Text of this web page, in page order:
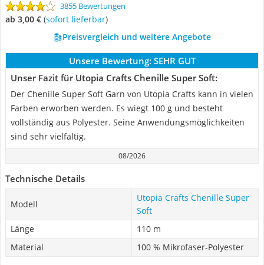
3855 Bewertungen
ab 3,00 € ( Sofort lieferbar)
Preisvergleich und weitere Angebote
Unsere Bewertung: SEHR GUT
Unser Fazit für Utopia Crafts Chenille Super Soft:
Der Chenille Super Soft Garn von Utopia Crafts kann in vielen
Farben erworben werden. Es wiegt 100 g und besteht
vollständig aus Polyester. Seine Anwendungsmöglichkeiten
sind sehr vielfältig.
08/2026
Technische Details
Modell
Utopia Crafts Chenille Super
Soft
Länge
110 m
Material
100 % Mikrofaser-Polyester